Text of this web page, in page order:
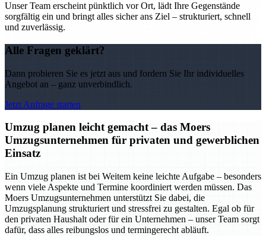
Unser Team erscheint pünktlich vor Ort, lädt Ihre Gegenstände
sorgfältig ein und bringt alles sicher ans Ziel – strukturiert, schnell
und zuverlässig.
Alle Fragen geklärt?
Dann probieren Sie es jetzt aus und fordern Sie Ihr individuelles
Angebot an – ganz unverbindlich.
Jetzt Anfrage starten
Umzug planen leicht gemacht – das Moers
Umzugsunternehmen für privaten und gewerblichen
Einsatz
Ein Umzug planen ist bei Weitem keine leichte Aufgabe – besonders
wenn viele Aspekte und Termine koordiniert werden müssen. Das
Moers Umzugsunternehmen unterstützt Sie dabei, die
Umzugsplanung strukturiert und stressfrei zu gestalten. Egal ob für
den privaten Haushalt oder für ein Unternehmen – unser Team sorgt
dafür, dass alles reibungslos und termingerecht abläuft.